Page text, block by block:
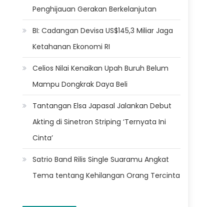
Penghijauan Gerakan Berkelanjutan
BI: Cadangan Devisa US$145,3 Miliar Jaga
Ketahanan Ekonomi RI
Celios Nilai Kenaikan Upah Buruh Belum
Mampu Dongkrak Daya Beli
Tantangan Elsa Japasal Jalankan Debut
Akting di Sinetron Striping ‘Ternyata Ini
Cinta’
Satrio Band Rilis Single Suaramu Angkat
Tema tentang Kehilangan Orang Tercinta